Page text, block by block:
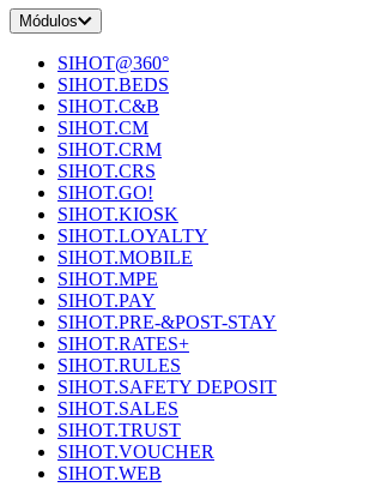
Módulos
SIHOT@360°
SIHOT.BEDS
SIHOT.C&B
SIHOT.CM
SIHOT.CRM
SIHOT.CRS
SIHOT.GO!
SIHOT.KIOSK
SIHOT.LOYALTY
SIHOT.MOBILE
SIHOT.MPE
SIHOT.PAY
SIHOT.PRE-&POST-STAY
SIHOT.RATES+
SIHOT.RULES
SIHOT.SAFETY DEPOSIT
SIHOT.SALES
SIHOT.TRUST
SIHOT.VOUCHER
SIHOT.WEB